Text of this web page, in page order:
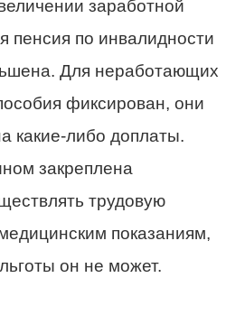
заработной
пенсия по инвалидности
Для неработающих
фиксирован, они
какие-либо доплаты.
закреплена
трудовую
показаниям,
он не может.